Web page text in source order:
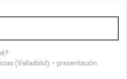
(Valladolid) – presentación